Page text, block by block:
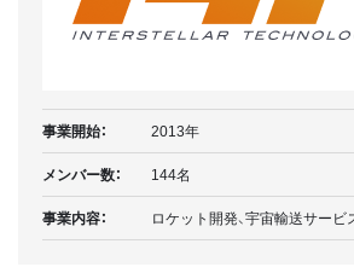
事業開始：
2013年
メンバー数：
144名
事業内容：
ロケット開発、宇宙輸送サービ